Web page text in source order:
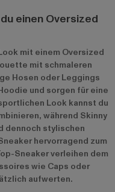
einen Oversized
mit einem Oversized
mit schmaleren
Hosen oder Leggings
und sorgen für eine
Look kannst du
während Skinny
dennoch stylischen
hervorragend zum
Sneaker verleihen dem
wie Caps oder
aufwerten.